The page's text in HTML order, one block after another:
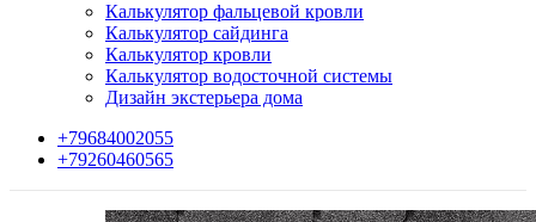
Калькулятор фальцевой кровли
Калькулятор сайдинга
Калькулятор кровли
Калькулятор водосточной системы
Дизайн экстерьера дома
+79684002055
+79260460565